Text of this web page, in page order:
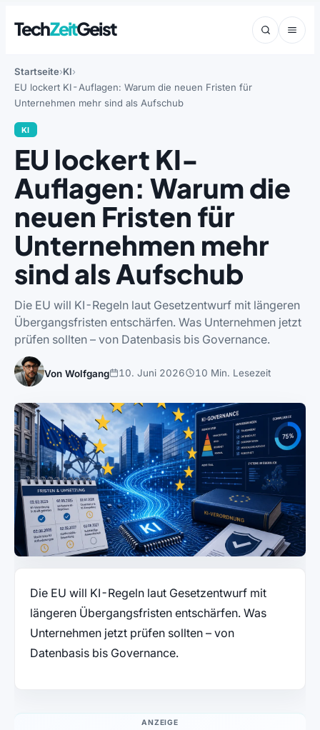
TechZeitGeist
Startseite KI
EU lockert KI-Auflagen: Warum die neuen Fristen für
Unternehmen mehr sind als Aufschub
KI
EU lockert KI-
Auflagen: Warum die
neuen Fristen für
Unternehmen mehr
sind als Aufschub
Die EU will KI-Regeln laut Gesetzentwurf mit längeren
Übergangsfristen entschärfen. Was Unternehmen jetzt
prüfen sollten – von Datenbasis bis Governance.
Von Wolfgang 10. Juni 2026 10 Min. Lesezeit
Die EU will KI-Regeln laut Gesetzentwurf mit
längeren Übergangsfristen entschärfen. Was
Unternehmen jetzt prüfen sollten – von
Datenbasis bis Governance.
ANZEIGE